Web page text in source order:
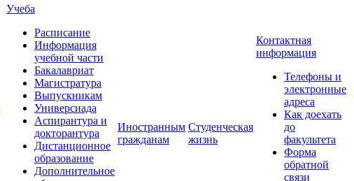
Учеба
Расписание
Информация
учебной части
Бакалавриат
Магистратура
Выпускникам
Универсиада
Аспирантура и
докторантура
Дистанционное
образование
Дополнительное
Иностранным
гражданам
Студенческая
жизнь
Контактная
информация
Телефоны и
электронные
адреса
Как доехать
до
факультета
Форма
обратной
связи